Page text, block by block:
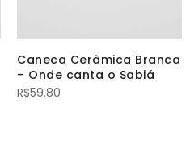
Caneca Cerâmica Branca
– Onde canta o Sabiá
R$59.80